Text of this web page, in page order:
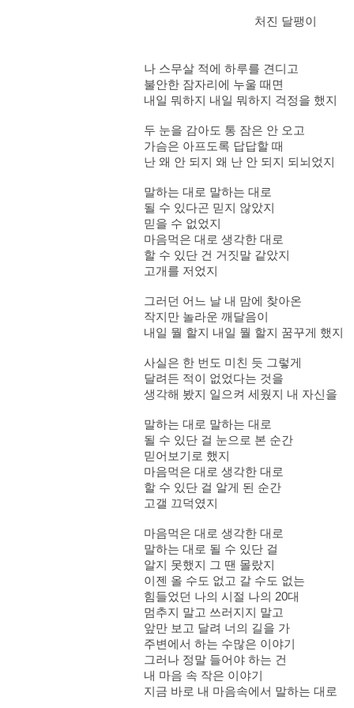
처진 달팽이
나 스무살 적에 하루를 견디고
불안한 잠자리에 누울 때면
내일 뭐하지 내일 뭐하지 걱정을 했지
두 눈을 감아도 통 잠은 안 오고
가슴은 아프도록 답답할 때
난 왜 안 되지 왜 난 안 되지 되뇌었지
말하는 대로 말하는 대로
될 수 있다곤 믿지 않았지
믿을 수 없었지
마음먹은 대로 생각한 대로
할 수 있단 건 거짓말 같았지
고개를 저었지
그러던 어느 날 내 맘에 찾아온
작지만 놀라운 깨달음이
내일 뭘 할지 내일 뭘 할지 꿈꾸게 했지
사실은 한 번도 미친 듯 그렇게
달려든 적이 없었다는 것을
생각해 봤지 일으켜 세웠지 내 자신을
말하는 대로 말하는 대로
될 수 있단 걸 눈으로 본 순간
믿어보기로 했지
마음먹은 대로 생각한 대로
할 수 있단 걸 알게 된 순간
고갤 끄덕였지
마음먹은 대로 생각한 대로
말하는 대로 될 수 있단 걸
알지 못했지 그 땐 몰랐지
이젠 올 수도 없고 갈 수도 없는
힘들었던 나의 시절 나의 20대
멈추지 말고 쓰러지지 말고
앞만 보고 달려 너의 길을 가
주변에서 하는 수많은 이야기
그러나 정말 들어야 하는 건
내 마음 속 작은 이야기
지금 바로 내 마음속에서 말하는 대로